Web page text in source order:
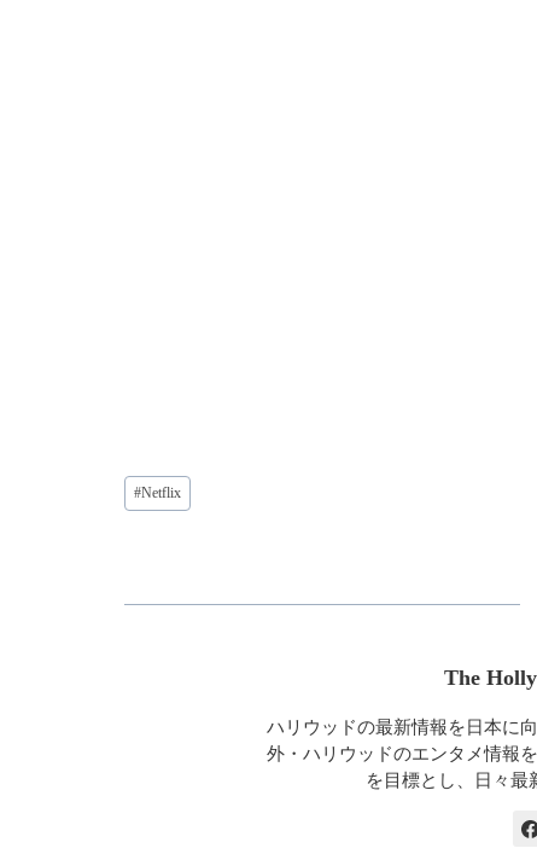
投
稿
#Netflix
The
ハリウッドの最新情報を日本に
外・ハリウッドのエンタメ情報
を目標とし、日々最